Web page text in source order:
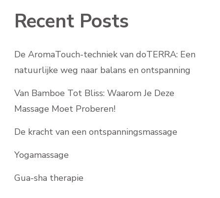
Recent Posts
De AromaTouch-techniek van doTERRA: Een
natuurlijke weg naar balans en ontspanning
Van Bamboe Tot Bliss: Waarom Je Deze
Massage Moet Proberen!
De kracht van een ontspanningsmassage
Yogamassage
Gua-sha therapie